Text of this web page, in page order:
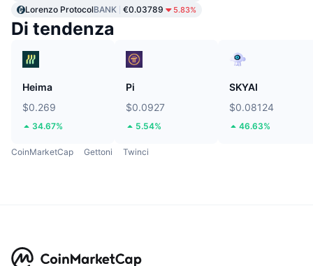
Lorenzo ProtocolBANK €0.03789 5.83%
Di tendenza
Heima
$0.269
34.67%
Pi
$0.0927
5.54%
SKYAI
$0.08124
46.63%
CoinMarketCap Gettoni Twinci